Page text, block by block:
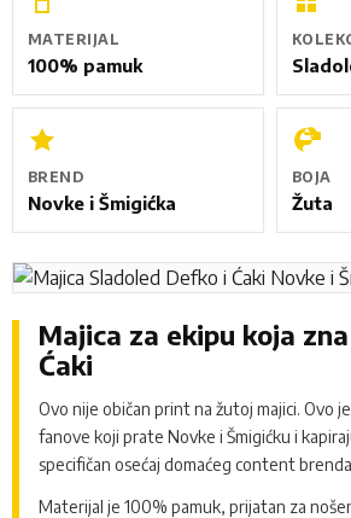
MATERIJAL
100% pamuk
BREND
Novke i Šmigićka
BOJA
Žuta
Majica za ekipu koja
Ćaki
Ovo nije običan print na žutoj majici. Ovo
fanove koji prate Novke i Šmigićku i
specifičan osećaj domaćeg content
Materijal je 100% pamuk, prijatan za